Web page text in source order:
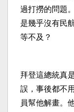
過打撈的問題
是幾乎沒有民
等不及？
拜登這總統真
誤，事後都不
員幫他解畫。